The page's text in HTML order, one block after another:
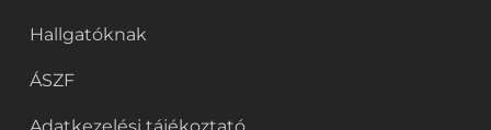
Hallgatóknak
ÁSZF